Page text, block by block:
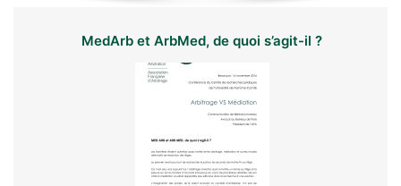
MedArb et ArbMed, de quoi s’agit-il ?